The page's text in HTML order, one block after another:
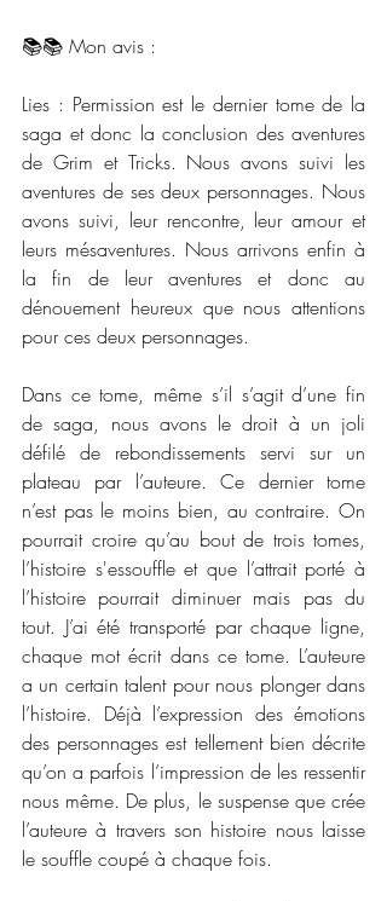
📚📚 Mon avis :
Lies : Permission est le dernier tome de la
saga et donc la conclusion des aventures
de Grim et Tricks. Nous avons suivi les
aventures de ses deux personnages. Nous
avons suivi, leur rencontre, leur amour et
leurs mésaventures. Nous arrivons enfin à
la fin de leur aventures et donc au
dénouement heureux que nous attentions
pour ces deux personnages.
Dans ce tome, même s’il s’agit d’une fin
de saga, nous avons le droit à un joli
défilé de rebondissements servi sur un
plateau par l’auteure. Ce dernier tome
n’est pas le moins bien, au contraire. On
pourrait croire qu’au bout de trois tomes,
l’histoire s'essouffle et que l’attrait porté à
l’histoire pourrait diminuer mais pas du
tout. J’ai été transporté par chaque ligne,
chaque mot écrit dans ce tome. L’auteure
a un certain talent pour nous plonger dans
l’histoire. Déjà l’expression des émotions
des personnages est tellement bien décrite
qu’on a parfois l’impression de les ressentir
nous même. De plus, le suspense que crée
l’auteure à travers son histoire nous laisse
le souffle coupé à chaque fois.